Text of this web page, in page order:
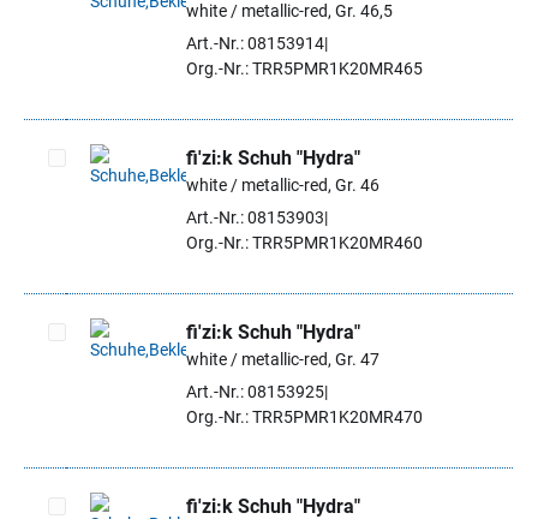
Artikel auswählen
white / metallic-red, Gr. 46,5
Art.-Nr.: 08153914
Org.-Nr.: TRR5PMR1K20MR465
Artikel auswählen
fi'zi:k Schuh "Hydra"
white / metallic-red, Gr. 46
Art.-Nr.: 08153903
Org.-Nr.: TRR5PMR1K20MR460
Artikel auswählen
fi'zi:k Schuh "Hydra"
white / metallic-red, Gr. 47
Art.-Nr.: 08153925
Org.-Nr.: TRR5PMR1K20MR470
fi'zi:k Schuh "Hydra"